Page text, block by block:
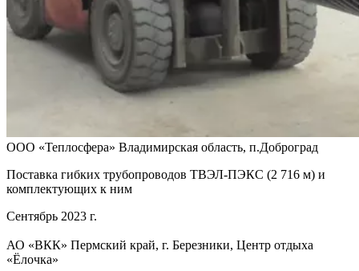
ООО «Теплосфера» Владимирская область, п.Доброград
Поставка гибких трубопроводов ТВЭЛ-ПЭКС (2 716 м) и
комплектующих к ним
Сентябрь 2023 г.
АО «ВКК» Пермский край, г. Березники, Центр отдыха
«Ёлочка»